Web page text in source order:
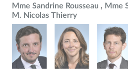
Mme Sandrine Rousseau
Mme
M. Nicolas Thierry